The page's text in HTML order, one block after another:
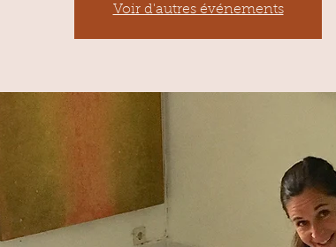
Voir d'autres événements